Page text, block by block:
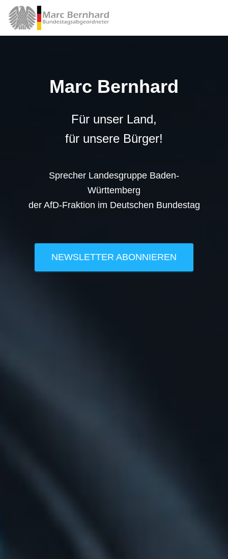
Marc Bernhard
Für unser Land,
für unsere Bürger!
Sprecher Landesgruppe Baden-
Württemberg
der AfD-Fraktion im Deutschen Bundestag
NEWSLETTER ABONNIEREN